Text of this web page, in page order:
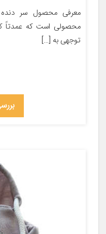
معرفی محصول سر
محصولی است که عمدتاً
توجهی به […]